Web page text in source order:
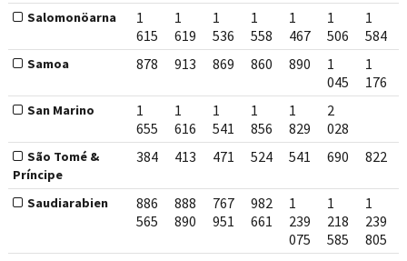
Salomonöarna
1
615
1
619
1
536
1
558
1
467
1
506
1
584
Samoa 878 913 869 860 890
1
045
1
176
San Marino
1
655
1
616
1
541
1
856
1
829
2
028
São Tomé &
Príncipe
384 413 471 524 541 690 822
Saudiarabien
886
565
888
890
767
951
982
661
1
239
075
1
218
585
1
239
805